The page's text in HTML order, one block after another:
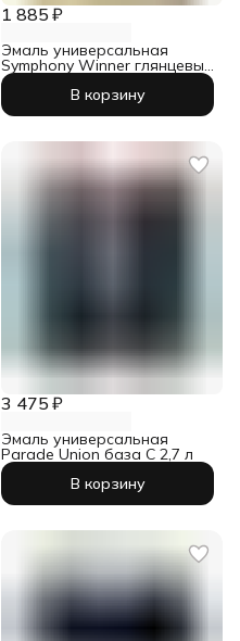
1 885 ₽
Эмаль универсальная
Symphony Winner глянцевый
база А 0,9 л
В корзину
3 475 ₽
Эмаль универсальная
Parade Union база С 2,7 л
В корзину